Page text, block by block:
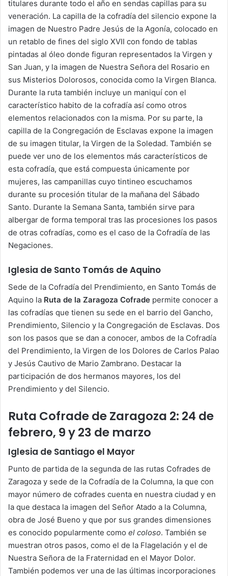
titulares durante todo el año en sendas capillas para su
veneración. La capilla de la cofradía del silencio expone la
imagen de Nuestro Padre Jesús de la Agonía, colocado en
un retablo de fines del siglo XVII con fondo de tablas
pintadas al óleo donde figuran representados la Virgen y
San Juan, y la imagen de Nuestra Señora del Rosario en
sus Misterios Dolorosos, conocida como la Virgen Blanca.
Durante la ruta también incluye un maniquí con el
característico habito de la cofradía así como otros
elementos relacionados con la misma. Por su parte, la
capilla de la Congregación de Esclavas expone la imagen
de su imagen titular, la Virgen de la Soledad. También se
puede ver uno de los elementos más característicos de
esta cofradía, que está compuesta únicamente por
mujeres, las campanillas cuyo tintineo escuchamos
durante su procesión titular de la mañana del Sábado
Santo. Durante la Semana Santa, también sirve para
albergar de forma temporal tras las procesiones los pasos
de otras cofradías, como es el caso de la Cofradía de las
Negaciones.
Iglesia de Santo Tomás de Aquino
Sede de la Cofradía del Prendimiento, en Santo Tomás de
Aquino la Ruta de la Zaragoza Cofrade permite conocer a
las cofradías que tienen su sede en el barrio del Gancho,
Prendimiento, Silencio y la Congregación de Esclavas. Dos
son los pasos que se dan a conocer, ambos de la Cofradía
del Prendimiento, la Virgen de los Dolores de Carlos Palao
y Jesús Cautivo de Mario Zambrano. Destacar la
participación de dos hermanos mayores, los del
Prendimiento y del Silencio.
Ruta Cofrade de Zaragoza 2: 24 de
febrero, 9 y 23 de marzo
Iglesia de Santiago el Mayor
Punto de partida de la segunda de las rutas Cofrades de
Zaragoza y sede de la Cofradía de la Columna, la que con
mayor número de cofrades cuenta en nuestra ciudad y en
la que destaca la imagen del Señor Atado a la Columna,
obra de José Bueno y que por sus grandes dimensiones
es conocido popularmente como el coloso. También se
muestran otros pasos, como el de la Flagelación y el de
Nuestra Señora de la Fraternidad en el Mayor Dolor.
También podemos ver una de las últimas incorporaciones